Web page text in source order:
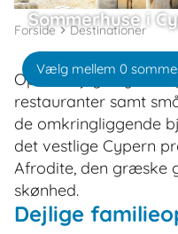
Sommerhuse i
Vælg mellem 0
Forside Destinationer
Oplev dejlige kyster
restauranter samt
de omkringliggende
det vestlige Cypern
Afrodite, den græske
skønhed.
Dejlige